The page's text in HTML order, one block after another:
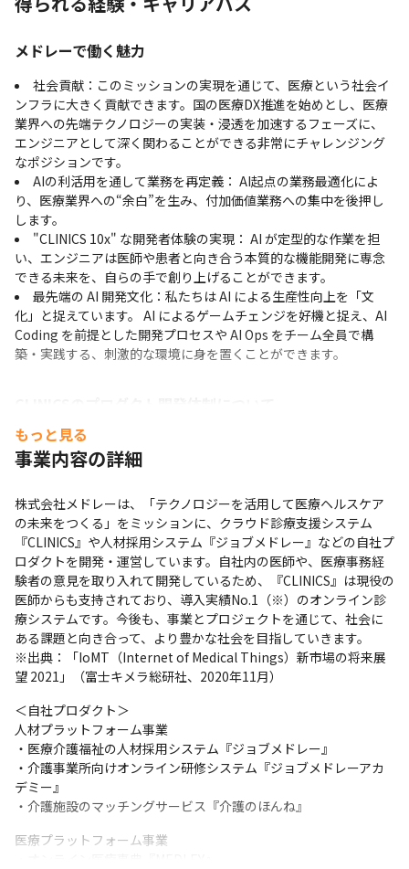
得意な分野からお任せしていきます。
コミュニケーションツール
Slack
支給PC
現場で選択可能（Windows/Mac）
メドレーで働く魅力
社会貢献：このミッションの実現を通じて、医療という社会イ
ンフラに大きく貢献できます。国の医療DX推進を始めとし、医療
業界への先端テクノロジーの実装・浸透を加速するフェーズに、
エンジニアとして深く関わることができる非常にチャレンジング
なポジションです。
AIの利活用を通して業務を再定義： AI起点の業務最適化によ
り、医療業界への“余白”を生み、付加価値業務への集中を後押し
します。
"CLINICS 10x" な開発者体験の実現： AI が定型的な作業を担
い、エンジニアは医師や患者と向き合う本質的な機能開発に専念
できる未来を、自らの手で創り上げることができます。
最先端の AI 開発文化：私たちは AI による生産性向上を「文
化」と捉えています。 AI によるゲームチェンジを好機と捉え、AI
Coding を前提とした開発プロセスや AI Ops をチーム全員で構
築・実践する、刺激的な環境に身を置くことができます。
「業務生産性の向上」「医療の質の維持」「当たり前品質」の３
点に向き合い、医療サービスの持続可能性を高めることがミッシ
以下の体制を敷いて、ミッションに向き合っています。
事業開発領域：短期の課題解決を目的としています。事業開発
領域の中でも業務ドメインの関心ごと単位でスモールチームを構
成しています。
AI推進・基盤開発領域：AI機能開発とAIの組織活用により中長
期の課題解決を目的としています。アプリケーション基盤の品質
維持・向上、新しいテクノロジーを活用していく上でのアーキテ
クチャ選定や PoC を行っています。
SRE 領域：システムのパフォーマンスをモニタリングし、当た
り前品質の維持と向上に向けた取り組みを行なっています。
もっと見る
事業内容の詳細
株式会社メドレーは、「テクノロジーを活用して医療ヘルスケア
の未来をつくる」をミッションに、クラウド診療支援システム
『CLINICS』や人材採用システム『ジョブメドレー』などの自社プ
ロダクトを開発・運営しています。自社内の医師や、医療事務経
験者の意見を取り入れて開発しているため、『CLINICS』は現役の
医師からも支持されており、導入実績No.1（※）のオンライン診
療システムです。今後も、事業とプロジェクトを通じて、社会に
ある課題と向き合って、より豊かな社会を目指していきます。
※出典：「IoMT（Internet of Medical Things）新市場の将来展
望 2021」（富士キメラ総研社、2020年11月）
＜自社プロダクト＞
人材プラットフォーム事業
・医療介護福祉の人材採用システム『ジョブメドレー』
・介護事業所向けオンライン研修システム『ジョブメドレーアカ
デミー』
・介護施設のマッチングサービス『介護のほんね』
医療プラットフォーム事業